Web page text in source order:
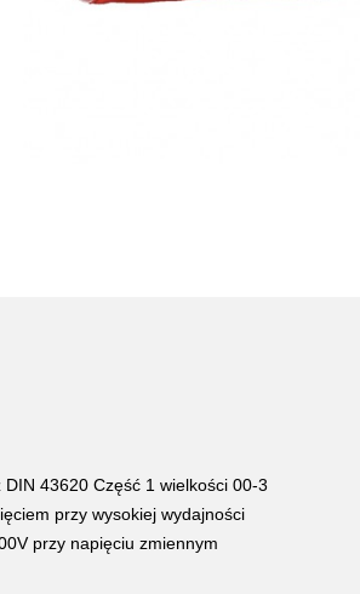
43620 Część 1 wielkości 00-3
przy wysokiej wydajności
przy napięciu zmiennym